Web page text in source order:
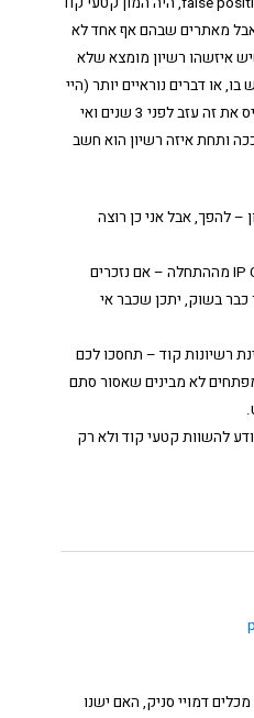
מאתרים שבהם אף אחד לא
איזשהו רשיון מומצא שלא
או דברים נוראיים יותר (היי
CPOL!), ו\או שהמפתח שהכניס את זה עזב לפני 3 שנים ואי
ותחת איזה רשיון הוא חשב
– להפך, אבל אני כן רוצה
א. חייבים לעשות IP Compliance מההתחלה – אם נזכרים
כבר בשוק, יתכן שכבר אי
רשיונות קוד – תחסכו לכם
לא מבינים שאסור סתם
להשוות קטעי קוד ולא רק
דמויי סניק, האם ישנו